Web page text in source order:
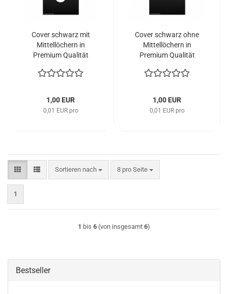
Cover schwarz mit
Mittellöchern in
Premium Qualität
1,00 EUR
0,01 EUR pro
Cover schwarz ohne
Mittellöchern in
Premium Qualität
1,00 EUR
0,01 EUR pro
Sortieren nach
Sortieren nach 8 pro Seite
pro Seite
1
1 bis 6 (von insgesamt 6)
Bestseller